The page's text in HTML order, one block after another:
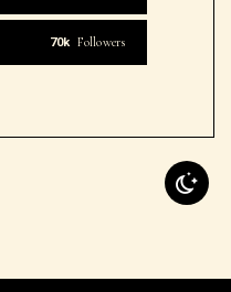
70k Followers